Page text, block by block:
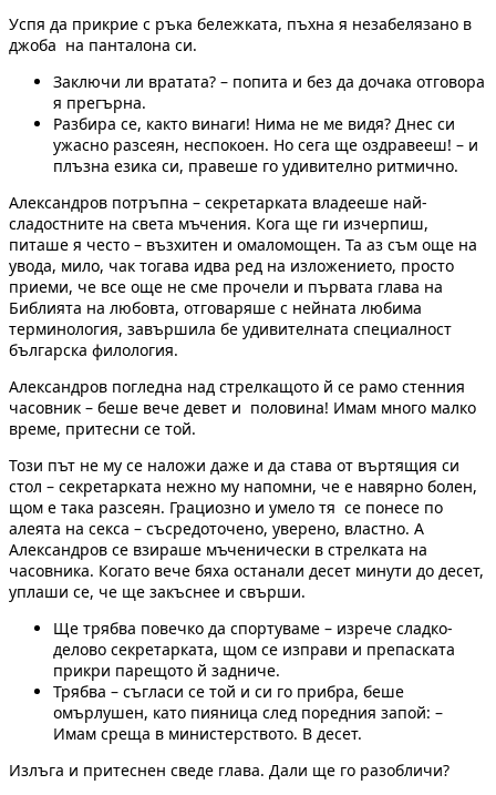
Успя да прикрие с ръка бележката, пъхна я незабелязано в
джоба на панталона си.
Заключи ли вратата? – попита и без да дочака отговора
я прегърна.
Разбира се, както винаги! Нима не ме видя? Днес си
ужасно разсеян, неспокоен. Но сега ще оздравееш! – и
плъзна езика си, правеше го удивително ритмично.
Александров потръпна – секретарката владееше най-
сладостните на света мъчения. Кога ще ги изчерпиш,
питаше я често – възхитен и омаломощен. Та аз съм още на
увода, мило, чак тогава идва ред на изложението, просто
приеми, че все още не сме прочели и първата глава на
Библията на любовта, отговаряше с нейната любима
терминология, завършила бе удивителната специалност
българска филология.
Александров погледна над стрелкащото й се рамо стенния
часовник – беше вече девет и половина! Имам много малко
време, притесни се той.
Този път не му се наложи даже и да става от въртящия си
стол – секретарката нежно му напомни, че е навярно болен,
щом е така разсеян. Грациозно и умело тя се понесе по
алеята на секса – съсредоточено, уверено, властно. А
Александров се взираше мъченически в стрелката на
часовника. Когато вече бяха останали десет минути до десет,
уплаши се, че ще закъснее и свърши.
Ще трябва повечко да спортуваме – изрече сладко-
делово секретарката, щом се изправи и препаската
прикри парещото й задниче.
Трябва – съгласи се той и си го прибра, беше
омърлушен, като пияница след поредния запой: –
Имам среща в министерството. В десет.
Излъга и притеснен сведе глава. Дали ще го разобличи?